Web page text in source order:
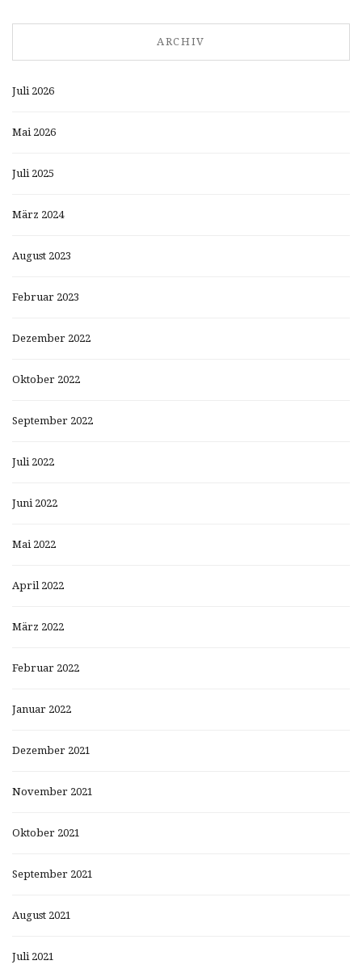
ARCHIV
Juli 2026
Mai 2026
Juli 2025
März 2024
August 2023
Februar 2023
Dezember 2022
Oktober 2022
September 2022
Juli 2022
Juni 2022
Mai 2022
April 2022
März 2022
Februar 2022
Januar 2022
Dezember 2021
November 2021
Oktober 2021
September 2021
August 2021
Juli 2021